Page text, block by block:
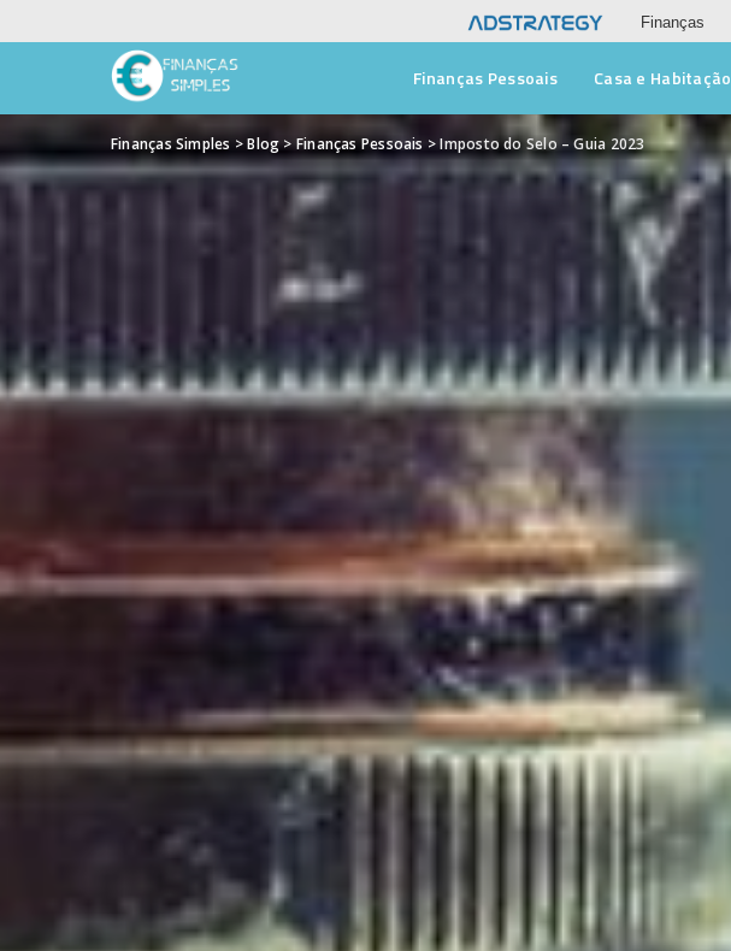
Finanças
Finanças Pessoais Casa e Habitação
Finanças Simples >Blog>Finanças Pessoais >Imposto do Selo – Guia 2023